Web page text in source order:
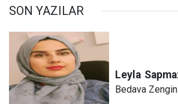
SON YAZILAR
Leyla
Bedava